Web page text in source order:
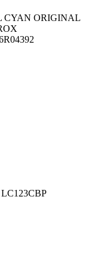
CYAN ORIGINAL
LC123CBP